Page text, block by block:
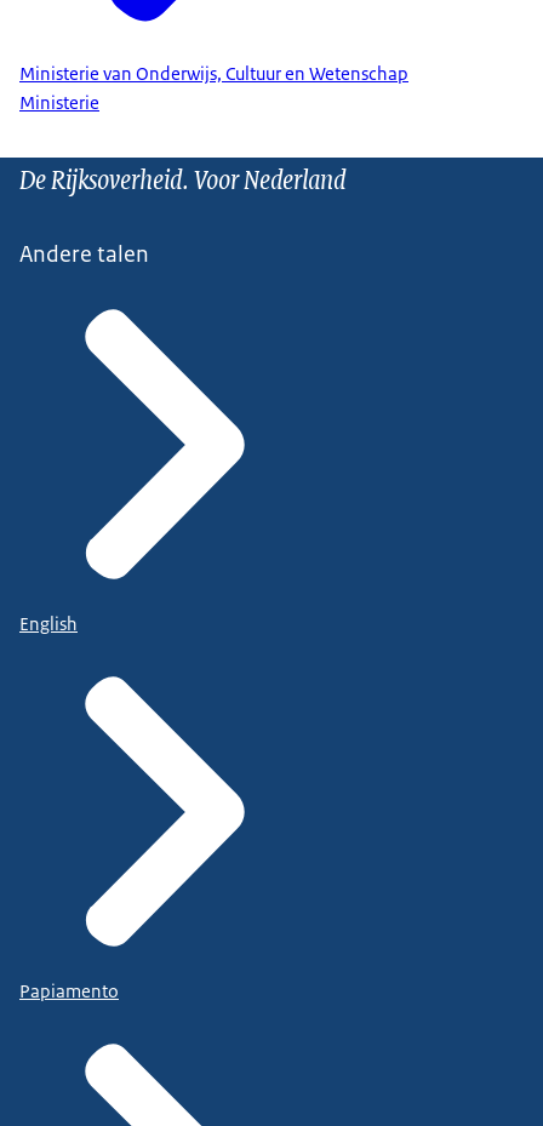
Ministerie van Onderwijs, Cultuur en Wetenschap
Ministerie
De Rijksoverheid. Voor Nederland
Andere talen
English
Papiamento